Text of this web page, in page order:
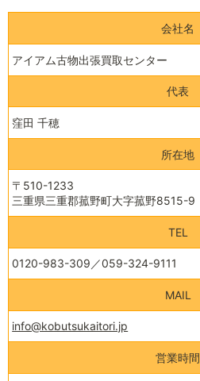
会社名
アイアム古物出張買取センター
代表
窪田 千穂
所在地
〒510-1233
三重県三重郡菰野町大字菰野8515-9
TEL
0120-983-309 ／059-324-9111
MAIL
info@kobutsukaitori.jp
営業時間